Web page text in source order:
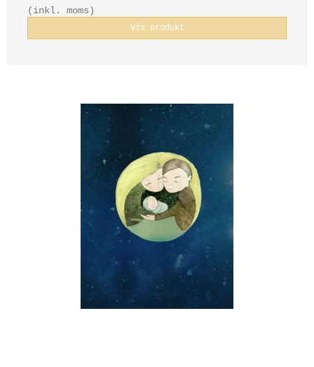
(inkl. moms)
Vis produkt